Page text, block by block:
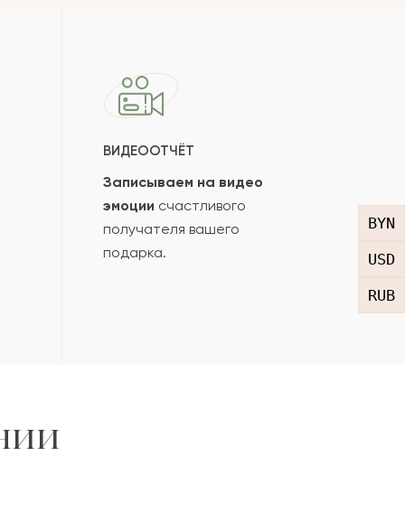
BYN
USD
RUB
ВИДЕООТЧЁТ
Записываем на видео
эмоции счастливого
получателя вашего
подарка.